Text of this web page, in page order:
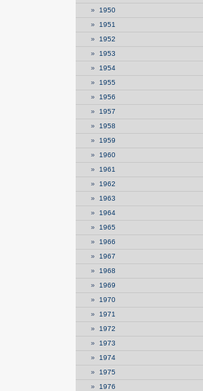
» 1950
» 1951
» 1952
» 1953
» 1954
» 1955
» 1956
» 1957
» 1958
» 1959
» 1960
» 1961
» 1962
» 1963
» 1964
» 1965
» 1966
» 1967
» 1968
» 1969
» 1970
» 1971
» 1972
» 1973
» 1974
» 1975
» 1976